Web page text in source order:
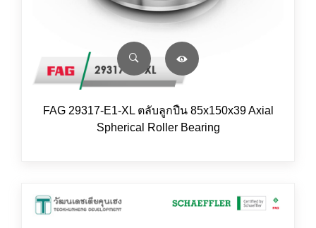
FAG 29317-E1-XL ตลับลูกปืน 85x150x39 Axial
Spherical Roller Bearing